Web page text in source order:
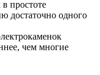
простоте
достаточно одного
чем многие